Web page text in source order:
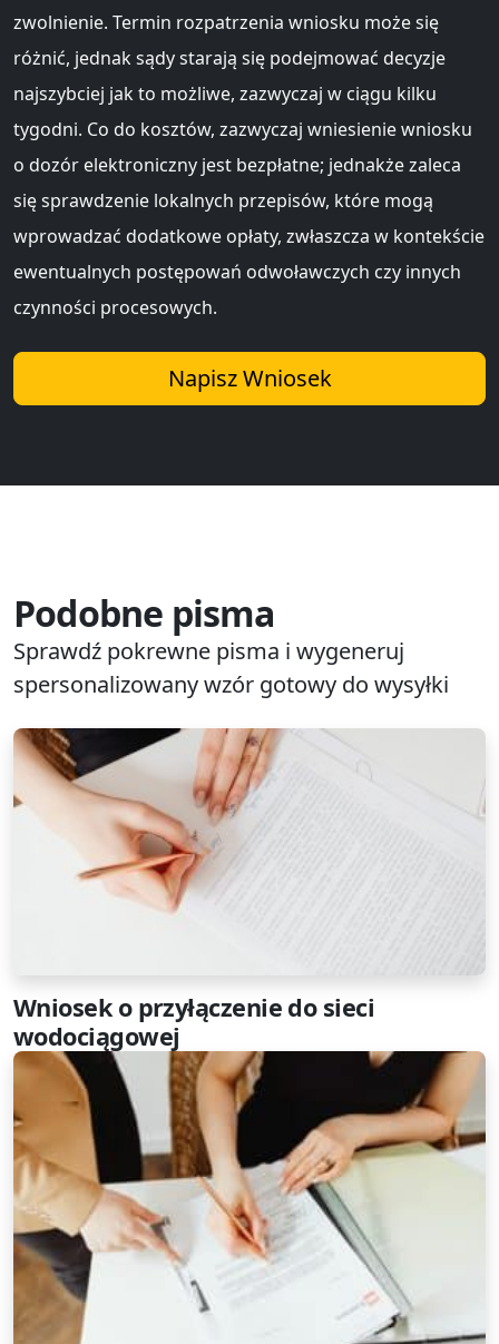
zwolnienie. Termin rozpatrzenia wniosku może się
różnić, jednak sądy starają się podejmować decyzje
najszybciej jak to możliwe, zazwyczaj w ciągu kilku
tygodni. Co do kosztów, zazwyczaj wniesienie wniosku
o dozór elektroniczny jest bezpłatne; jednakże zaleca
się sprawdzenie lokalnych przepisów, które mogą
wprowadzać dodatkowe opłaty, zwłaszcza w kontekście
ewentualnych postępowań odwoławczych czy innych
czynności procesowych.
Napisz Wniosek
Podobne pisma
Sprawdź pokrewne pisma i wygeneruj
spersonalizowany wzór gotowy do wysyłki
Wniosek o przyłączenie do sieci
wodociągowej